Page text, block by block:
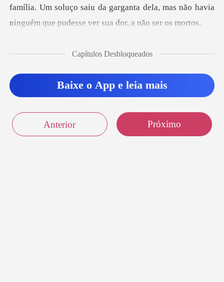
Baixar App
mília. Um soluço saiu da garganta dela, mas não havia
Capítulos Desbloqueados
Baixe o App e leia mais
Anterior Próximo